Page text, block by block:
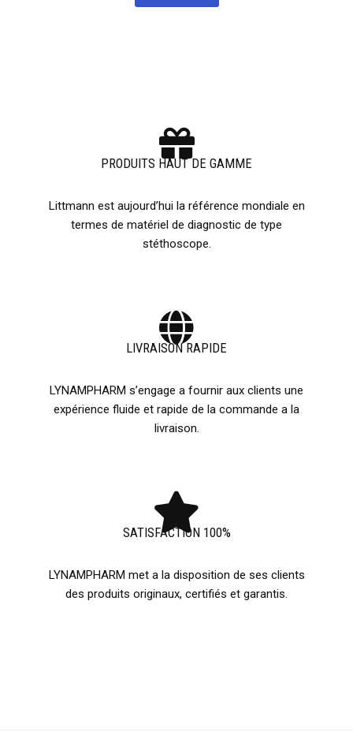
PRODUITS HAUT DE GAMME
Littmann est aujourd’hui la référence mondiale en
termes de matériel de diagnostic de type
stéthoscope.
LIVRAISON RAPIDE
LYNAMPHARM s’engage a fournir aux clients une
expérience fluide et rapide de la commande a la
livraison.
SATISFACTION 100%
LYNAMPHARM met a la disposition de ses clients
des produits originaux, certifiés et garantis.